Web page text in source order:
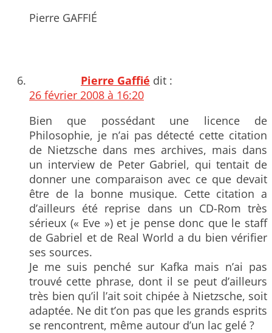
Pierre GAFFIÉ
Pierre Gaffié dit :
26 février 2008 à 16:20
Bien que possédant une licence de
Philosophie, je n’ai pas détecté cette citation
de Nietzsche dans mes archives, mais dans
un interview de Peter Gabriel, qui tentait de
donner une comparaison avec ce que devait
être de la bonne musique. Cette citation a
d’ailleurs été reprise dans un CD-Rom très
sérieux (« Eve ») et je pense donc que le staff
de Gabriel et de Real World a du bien vérifier
ses sources.
Je me suis penché sur Kafka mais n’ai pas
trouvé cette phrase, dont il se peut d’ailleurs
très bien qu’il l’ait soit chipée à Nietzsche, soit
adaptée. Ne dit t’on pas que les grands esprits
se rencontrent, même autour d’un lac gelé ?